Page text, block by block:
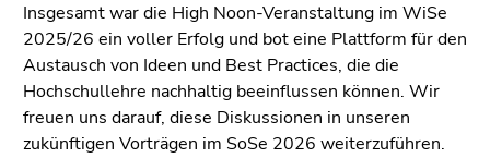
Insgesamt war die High Noon-Veranstaltung im WiSe
2025/26 ein voller Erfolg und bot eine Plattform für den
Austausch von Ideen und Best Practices, die die
Hochschullehre nachhaltig beeinflussen können. Wir
freuen uns darauf, diese Diskussionen in unseren
zukünftigen Vorträgen im SoSe 2026 weiterzuführen.